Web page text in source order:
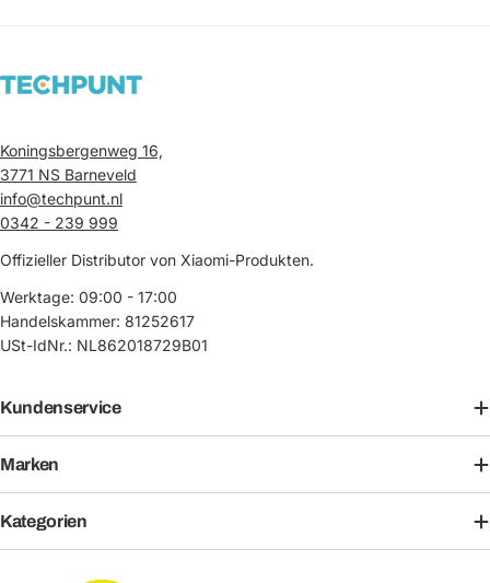
Koningsbergenweg 16,
3771 NS Barneveld
info@techpunt.nl
0342 - 239 999
Offizieller Distributor von Xiaomi-Produkten.
Werktage: 09:00 - 17:00
Handelskammer: 81252617
USt-IdNr.: NL862018729B01
Kundenservice
Marken
Kategorien